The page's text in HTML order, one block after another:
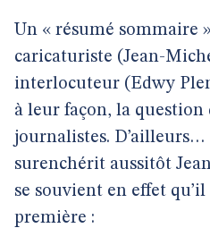
Un « résumé sommaire
caricaturiste (Jean-
interlocuteur (Edwy
à leur façon, la question
journalistes. D’ailleurs…
surenchérit aussitôt
se souvient en effet
première :